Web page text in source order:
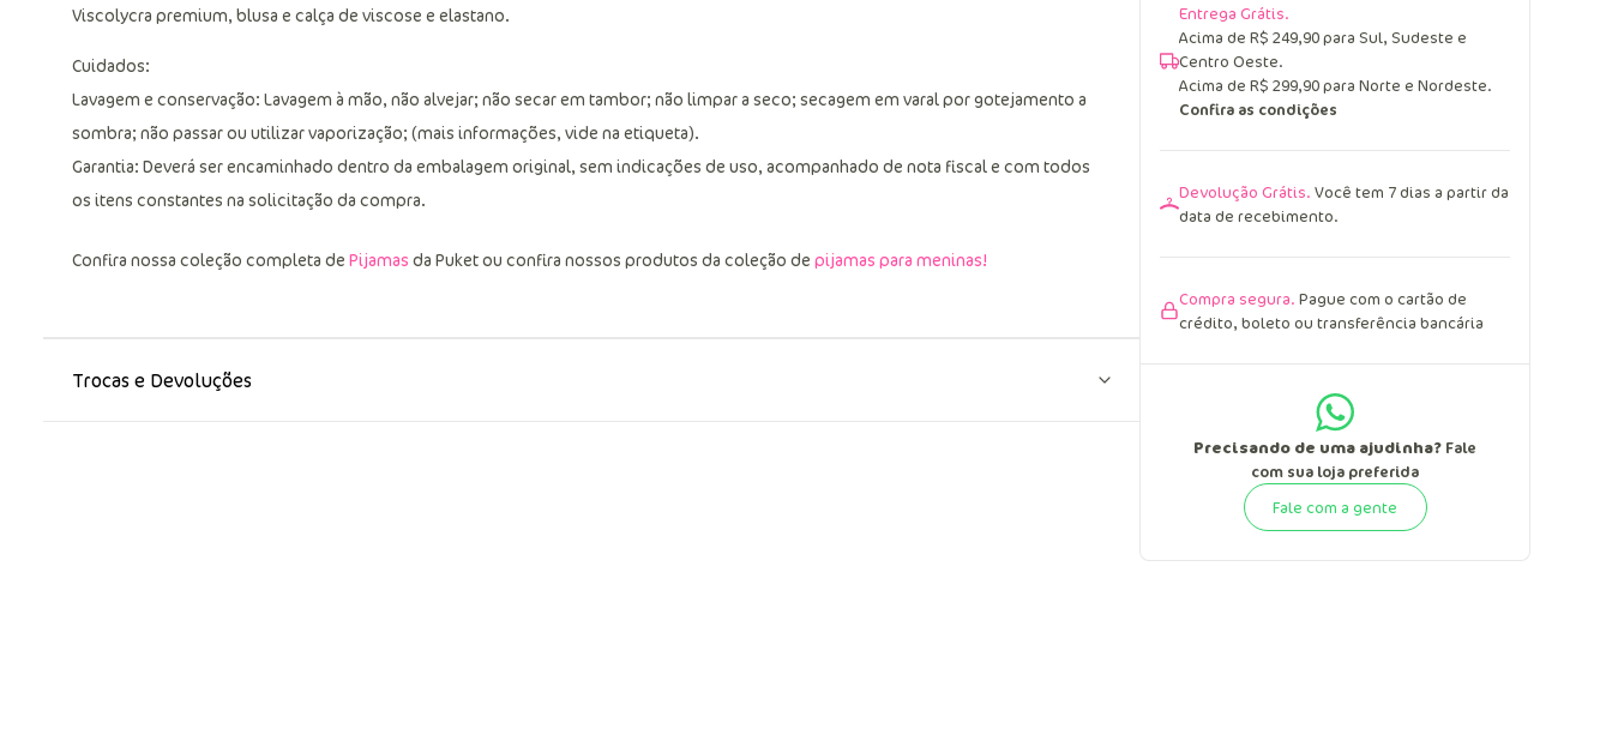
Viscolycra premium, blusa e calça de viscose e elastano.
Cuidados:
Lavagem e conservação: Lavagem à mão, não alvejar; não secar em tambor; não limpar a seco; secagem em varal por gotejamento a
sombra; não passar ou utilizar vaporização; (mais informações, vide na etiqueta).
Garantia: Deverá ser encaminhado dentro da embalagem original, sem indicações de uso, acompanhado de nota fiscal e com todos
os itens constantes na solicitação da compra.
Confira nossa coleção completa de Pijamas da Puket ou confira nossos produtos da coleção de pijamas para meninas!
Trocas e Devoluções
Entrega Grátis.
Acima de R$ 249,90 para Sul, Sudeste e
Centro Oeste.
Acima de R$ 299,90 para Norte e Nordeste.
Confira as condições
Devolução Grátis. Você tem 7 dias a partir da
data de recebimento.
Compra segura. Pague com o cartão de
crédito, boleto ou transferência bancária
Precisando de uma ajudinha? Fale
com sua loja preferida
Fale com a gente